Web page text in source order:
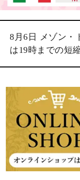
8月6日 メゾン・
は19時までの短